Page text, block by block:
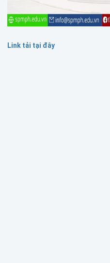
Link tải tại đây